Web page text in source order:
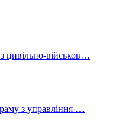
цивільно-військов…
з управління …